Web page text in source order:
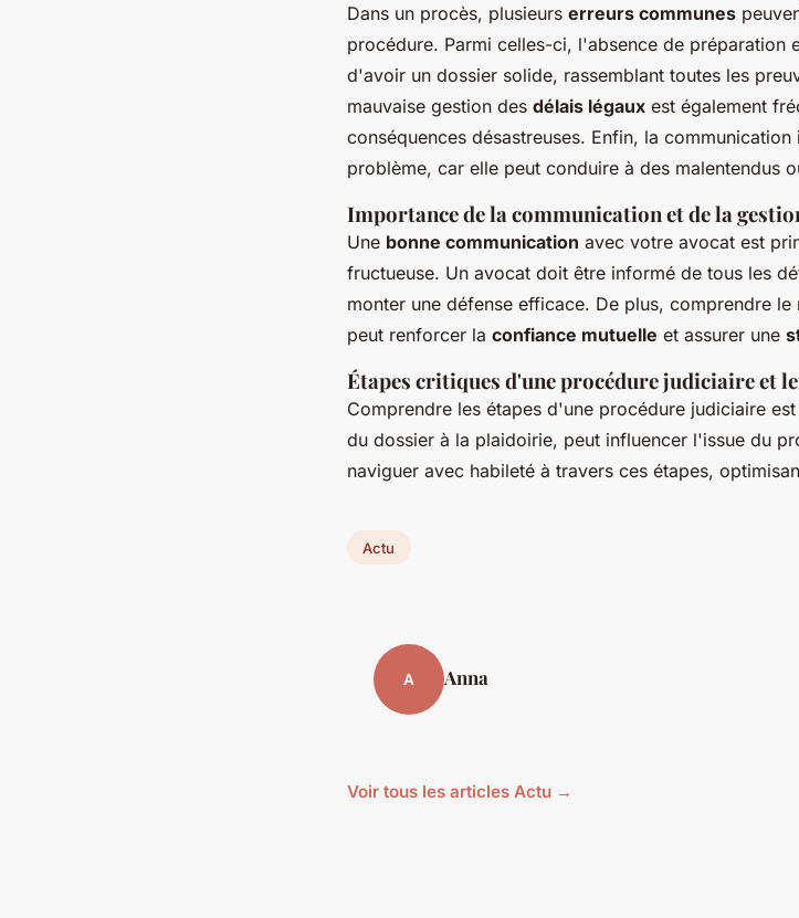
Dans un procès, plusieurs erreurs communes
procédure. Parmi celles-ci, l'absence de préparation
d'avoir un dossier solide, rassemblant toutes les
mauvaise gestion des délais légaux est également
conséquences désastreuses. Enfin, la
problème, car elle peut conduire à des malentendus
Importance de la communication et de la
Une bonne communication avec votre avocat est
fructueuse. Un avocat doit être informé de tous les
monter une défense efficace. De plus, comprendre
peut renforcer la confiance mutuelle et assurer une
Étapes critiques d'une procédure judiciaire et
Comprendre les étapes d'une procédure judiciaire
du dossier à la plaidoirie, peut influencer l'issue du
naviguer avec habileté à travers ces étapes,
Actu
A Anna
Voir tous les articles Actu →